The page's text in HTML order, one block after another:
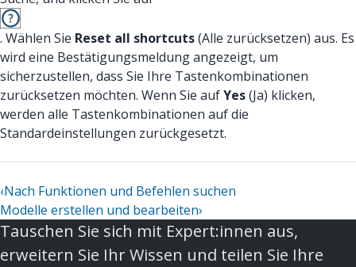
. Wählen Sie Reset all shortcuts(Alle zurücksetzen) aus. Es
wird eine Bestätigungsmeldung angezeigt, um
sicherzustellen, dass Sie Ihre Tastenkombinationen
zurücksetzen möchten. Wenn Sie aufYes(Ja) klicken,
werden alle Tastenkombinationen auf die
Standardeinstellungen zurückgesetzt.
‹Nach Funktionen und Befehlen suchen
Modelle erstellen und bearbeiten›
Tauschen Sie sich mit Expert:innen aus,
erweitern Sie Ihr Wissen und teilen Sie Ihre